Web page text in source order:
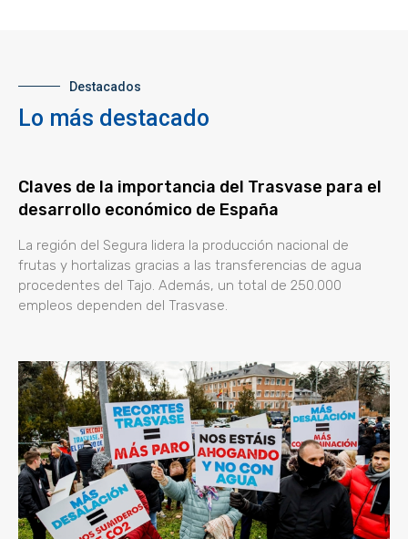
Destacados
Lo más destacado
Claves de la importancia del Trasvase para el
desarrollo económico de España
La región del Segura lidera la producción nacional de
frutas y hortalizas gracias a las transferencias de agua
procedentes del Tajo. Además, un total de 250.000
empleos dependen del Trasvase.